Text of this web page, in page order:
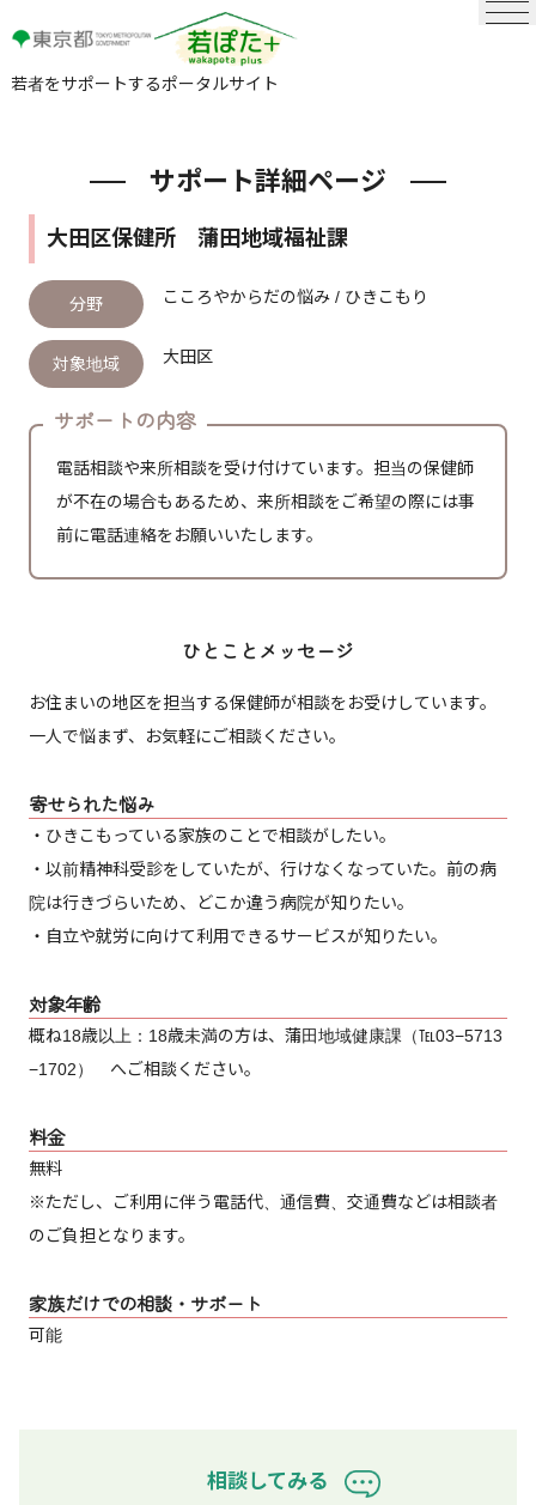
若者をサポートするポータルサイト
サポート詳細ページ
大田区保健所 蒲田地域福祉課
分野 こころやからだの悩み / ひきこもり
対象地域 大田区
サポートの内容
電話相談や来所相談を受け付けています。担当の保健師
が不在の場合もあるため、来所相談をご希望の際には事
前に電話連絡をお願いいたします。
ひとことメッセージ
お住まいの地区を担当する保健師が相談をお受けしています。
一人で悩まず、お気軽にご相談ください。
寄せられた悩み
・ひきこもっている家族のことで相談がしたい。
・以前精神科受診をしていたが、行けなくなっていた。前の病
院は行きづらいため、どこか違う病院が知りたい。
・自立や就労に向けて利用できるサービスが知りたい。
対象年齢
概ね18歳以上：18歳未満の方は、蒲田地域健康課（℡03−5713
−1702） へご相談ください。
料金
無料
※ただし、ご利用に伴う電話代、通信費、交通費などは相談者
のご負担となります。
家族だけでの相談・サポート
可能
相談してみる